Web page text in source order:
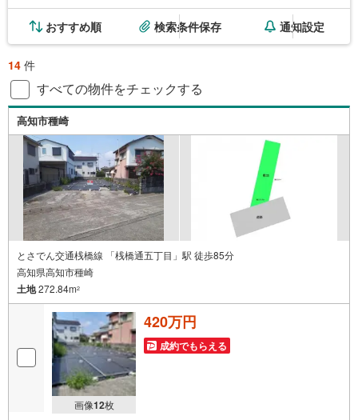
おすすめ順 検索条件保存 通知設定
14 件
すべての物件をチェックする
高知市種崎
とさでん交通桟橋線 「桟橋通五丁目」駅 徒歩85分
高知県高知市種崎
土地272.84m2
画像12枚
420万円
成約でもらえる